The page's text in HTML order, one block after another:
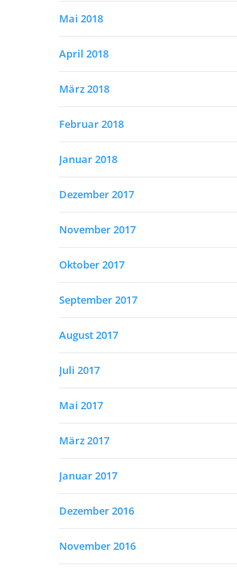
Mai 2018
April 2018
März 2018
Februar 2018
Januar 2018
Dezember 2017
November 2017
Oktober 2017
September 2017
August 2017
Juli 2017
Mai 2017
März 2017
Januar 2017
Dezember 2016
November 2016